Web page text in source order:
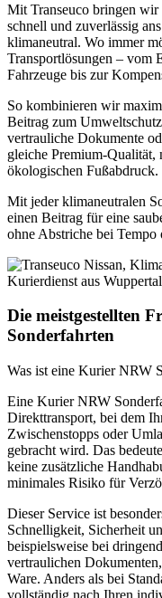
Mit Transeuco bringen
schnell und zuverlässig
klimaneutral. Wo immer
Transportlösungen – vom
Fahrzeuge bis zur
So kombinieren wir
Beitrag zum
vertrauliche Dokumente
gleiche Premium-Qualität,
ökologischen Fußabdruck.
Mit jeder klimaneutralen
einen Beitrag für eine
ohne Abstriche bei Tempo
Die meistgestellten
Sonderfahrten
Was ist eine Kurier NRW
Eine Kurier NRW
Direkttransport, bei dem
Zwischenstopps oder
gebracht wird. Das
keine zusätzliche
minimales Risiko für
Dieser Service ist
Schnelligkeit, Sicherheit
beispielsweise bei
vertraulichen
Ware. Anders als bei